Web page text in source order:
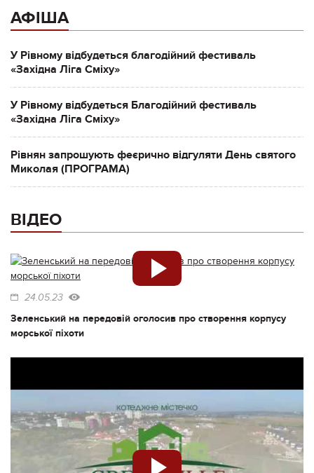
АФІША
У Рівному відбудеться благодійний фестиваль
«Західна Ліга Сміху»
У Рівному відбудеться Благодійний фестиваль
«Західна Ліга Сміху»
Рівнян запрошують феєрично відгуляти День святого
Миколая (ПРОГРАМА)
ВІДЕО
24.05.23
Зеленський на передовій оголосив про створення корпусу
морської піхоти